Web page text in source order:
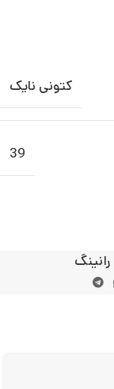
کتونی نایک
39
رانینگ